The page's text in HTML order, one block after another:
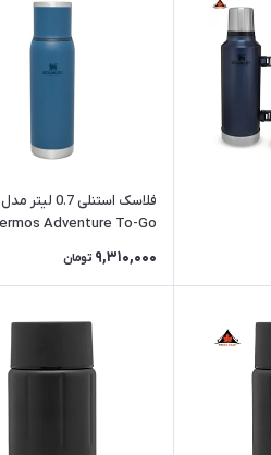
فلاسک استنلی 0.7 لیتر مدل
Adventure To-Go
9,310,000 تومان